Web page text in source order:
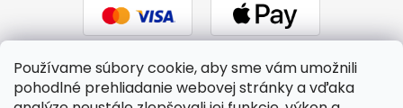
Používame súbory cookie, aby sme vám umožnili
pohodlné prehliadanie webovej stránky a vďaka